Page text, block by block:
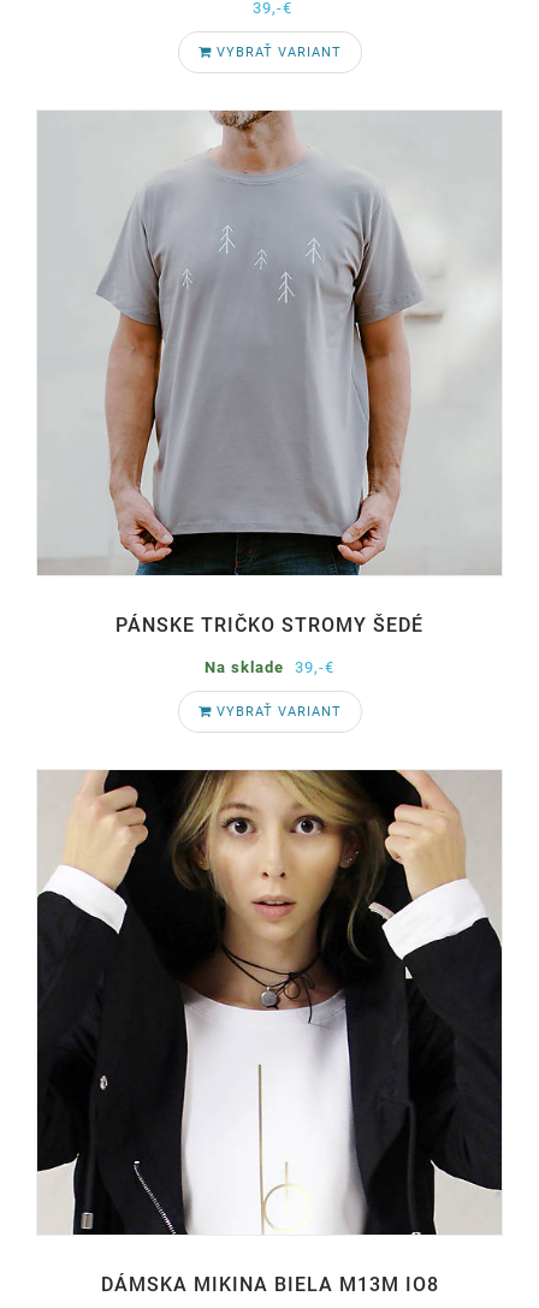
39,-€
VYBRAŤ VARIANT
PÁNSKE TRIČKO STROMY ŠEDÉ
Na sklade 39,-€
VYBRAŤ VARIANT
DÁMSKA MIKINA BIELA M13M IO8